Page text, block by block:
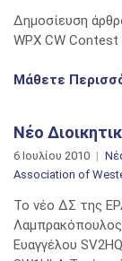
Δημοσίευση
WPX CW Contest
Μάθετε
Νέο
6 Ιουλίου 2010
Association of
Το νέο ΔΣ της
Ευαγγέλου